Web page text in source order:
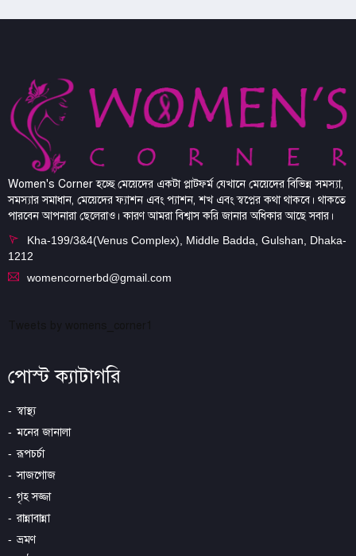
Women's Corner হচ্ছে মেয়েদের একটা প্লাটফর্ম যেখানে মেয়েদের বিভিন্ন সমস্যা,
সমস্যার সমাধান, মেয়েদের ফ্যাশন এবং প্যাশন, শখ এবং স্বপ্নের কথা থাকবে। থাকতে
পারবেন আপনারা ছেলেরাও। কারণ আমরা বিশ্বাস করি জানার অধিকার আছে সবার।
Kha-199/3&4(Venus Complex), Middle Badda, Gulshan, Dhaka-
1212
womencornerbd@gmail.com
পোস্ট ক্যাটাগরি
স্বাস্থ্য
মনের জানালা
রূপচর্চা
সাজগোজ
গৃহ সজ্জা
রান্নাবান্না
ভ্রমণ